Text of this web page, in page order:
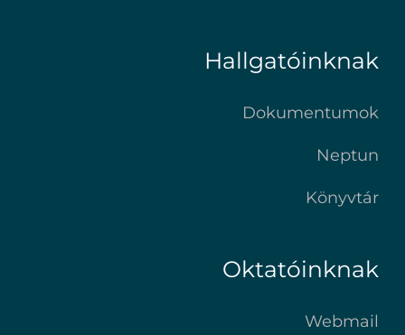
Hallgatóinknak
Dokumentumok
Neptun
Könyvtár
Oktatóinknak
Webmail